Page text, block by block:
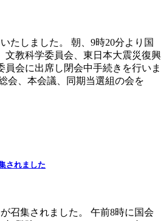
たしました。 朝、9時20分より国
文教科学委員会、東日本大震災復興
員会に出席し閉会中手続きを行いま
会、本会議、同期当選組の会を
されました
召集されました。 午前8時に国会